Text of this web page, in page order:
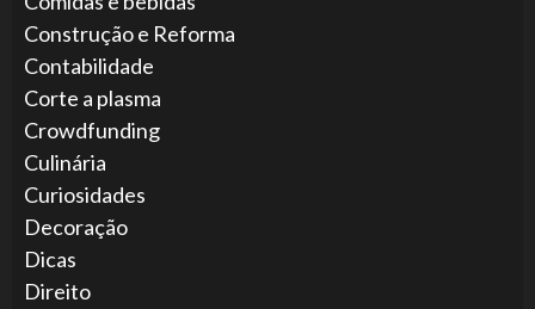
Construção e Reforma
Contabilidade
Corte a plasma
Crowdfunding
Culinária
Curiosidades
Decoração
Dicas
Direito